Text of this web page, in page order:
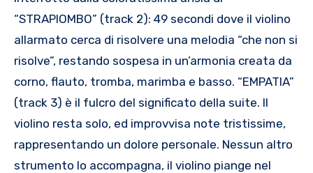
“STRAPIOMBO” (track 2): 49 secondi dove il violino
allarmato cerca di risolvere una melodia “che non si
risolve”, restando sospesa in un’armonia creata da
corno, flauto, tromba, marimba e basso. “EMPATIA”
(track 3) è il fulcro del significato della suite. Il
violino resta solo, ed improvvisa note tristissime,
rappresentando un dolore personale. Nessun altro
strumento lo accompagna, il violino piange nel